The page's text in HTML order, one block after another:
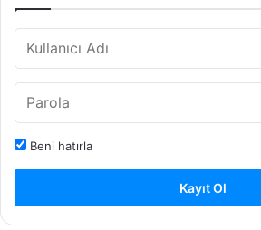
Beni hatırla
Kayıt Ol